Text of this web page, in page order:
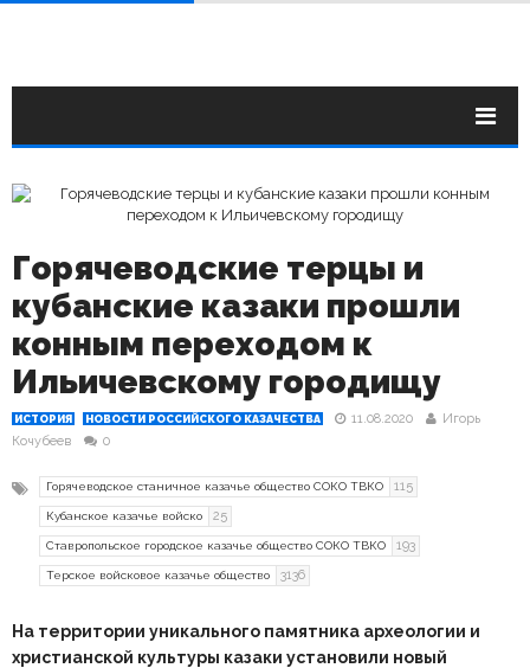
Горячеводские терцы и
кубанские казаки прошли
конным переходом к
Ильичевскому городищу
ИСТОРИЯ НОВОСТИ РОССИЙСКОГО КАЗАЧЕСТВА 11.08.2020
Игорь
Кочубеев
0
Горячеводское станичное казачье общество СОКО ТВКО 115
Кубанское казачье войско 25
Ставропольское городское казачье общество СОКО ТВКО 193
Терское войсковое казачье общество 3136
На территории уникального памятника археологии и
христианской культуры казаки установили новый